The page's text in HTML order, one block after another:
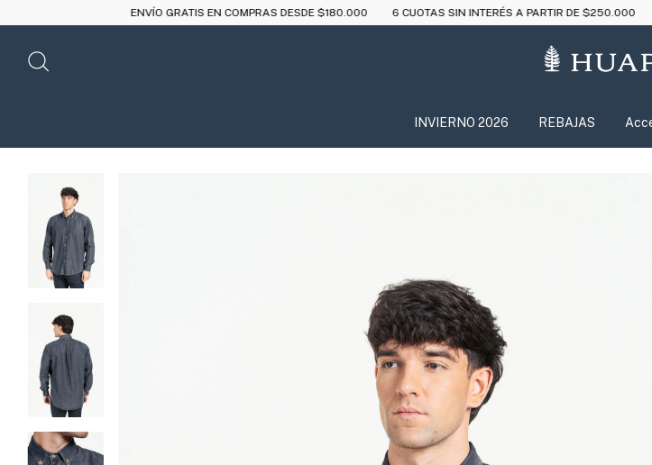
ENVÍO GRATIS EN COMPRAS DESDE $180.000 6 CUOTAS SIN INTERÉS A PARTIR DE $250.000 10%OFF CON
INVIERNO 2026 REBAJAS